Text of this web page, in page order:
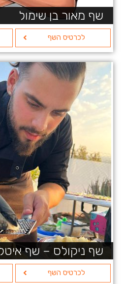
שף מאור בן שימול
לכרטיס השף
שף ניקולס – שף
לכרטיס השף